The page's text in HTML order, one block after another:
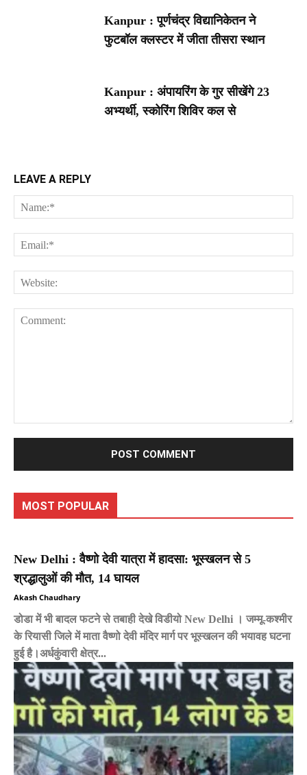
Kanpur : पूर्णचंद्र विद्यानिकेतन ने
फुटबॉल क्लस्टर में जीता तीसरा स्थान
Kanpur : अंपायरिंग के गुर सीखेंगे 23
अभ्यर्थी, स्कोरिंग शिविर कल से
LEAVE A REPLY
MOST POPULAR
New Delhi : वैष्णो देवी यात्रा में हादसा: भूस्खलन से 5
श्रद्धालुओं की मौत, 14 घायल
Akash Chaudhary
डोडा में भी बादल फटने से तबाही देखे विडीयो New Delhi । जम्मू-कश्मीर
के रियासी जिले में माता वैष्णो देवी मंदिर मार्ग पर भूस्खलन की भयावह घटना
हुई है।अर्धकुंवारी क्षेत्र...